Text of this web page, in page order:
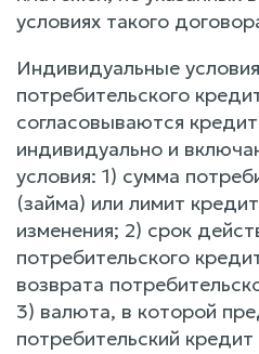
условиях такого
Индивидуальные
потребительского
согласовываются
индивидуально и
условия: 1) сумма
(займа) или лимит
изменения; 2) срок
потребительского
возврата
3) валюта, в которой
потребительский